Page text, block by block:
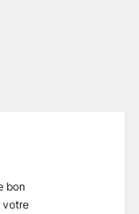
bon
votre